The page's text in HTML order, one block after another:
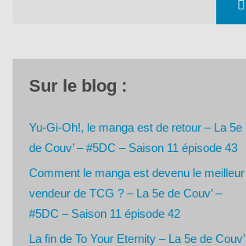
Sur le blog :
Yu-Gi-Oh!, le manga est de retour – La 5e
de Couv’ – #5DC – Saison 11 épisode 43
Comment le manga est devenu le meilleur
vendeur de TCG ? – La 5e de Couv’ –
#5DC – Saison 11 épisode 42
La fin de To Your Eternity – La 5e de Couv’